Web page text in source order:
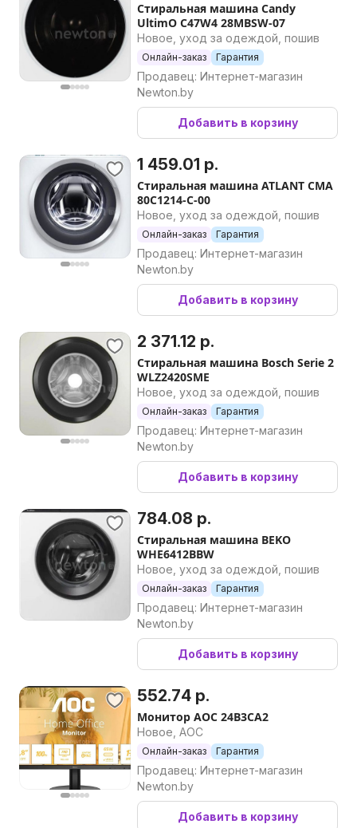
Стиральная машина Candy
UltimO C47W4 28MBSW-07
Новое, уход за одеждой, пошив
Онлайн-заказ Гарантия
Продавец: Интернет-магазин
Newton.by
Добавить в корзину
1 459.01 р.
Стиральная машина ATLANT СМА
80С1214-С-00
Новое, уход за одеждой, пошив
Онлайн-заказ Гарантия
Продавец: Интернет-магазин
Newton.by
Добавить в корзину
2 371.12 р.
Стиральная машина Bosch Serie 2
WLZ2420SME
Новое, уход за одеждой, пошив
Онлайн-заказ Гарантия
Продавец: Интернет-магазин
Newton.by
Добавить в корзину
784.08 р.
Стиральная машина BEKO
WHE6412BBW
Новое, уход за одеждой, пошив
Онлайн-заказ Гарантия
Продавец: Интернет-магазин
Newton.by
Добавить в корзину
552.74 р.
Монитор AOC 24B3CA2
Новое, AOC
Онлайн-заказ Гарантия
Продавец: Интернет-магазин
Newton.by
Добавить в корзину